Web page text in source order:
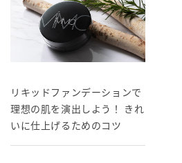
リキッドファンデーションで
理想の肌を演出しよう！ きれ
いに仕上げるためのコツ